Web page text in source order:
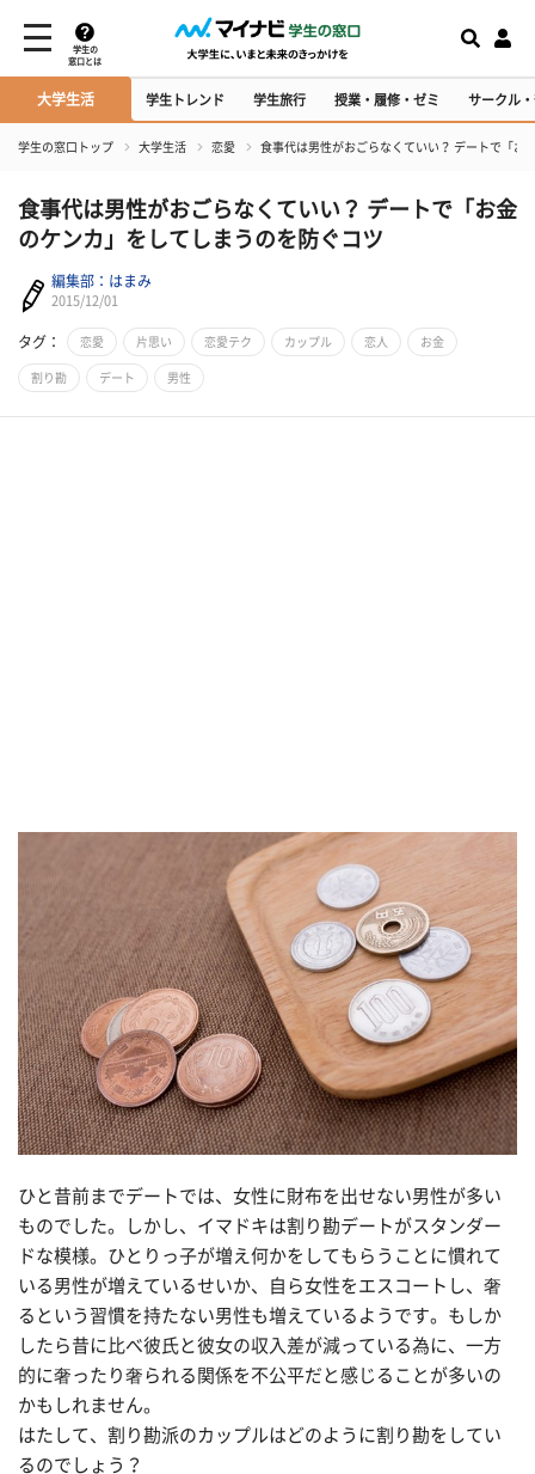
学生の
窓口とは
大学生活 学生トレンド 学生旅行 授業・履修・ゼミ サークル
学生の窓口トップ 大学生活 恋愛 食事代は男性がおごらなくていい？ デートで「お
食事代は男性がおごらなくていい？ デートで「お金
のケンカ」をしてしまうのを防ぐコツ
編集部：はまみ
2015/12/01
タグ： 恋愛 片思い 恋愛テク カップル 恋人 お金
割り勘 デート 男性
ひと昔前までデートでは、女性に財布を出せない男性が多い
ものでした。しかし、イマドキは割り勘デートがスタンダー
ドな模様。ひとりっ子が増え何かをしてもらうことに慣れて
いる男性が増えているせいか、自ら女性をエスコートし、奢
るという習慣を持たない男性も増えているようです。もしか
したら昔に比べ彼氏と彼女の収入差が減っている為に、一方
的に奢ったり奢られる関係を不公平だと感じることが多いの
かもしれません。
はたして、割り勘派のカップルはどのように割り勘をしてい
るのでしょう？